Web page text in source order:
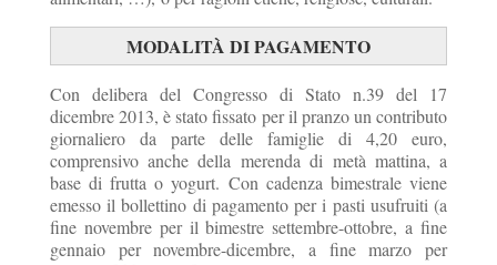
MODALITÀ DI PAGAMENTO
Con delibera del Congresso di Stato n.39 del 17
dicembre 2013, è stato fissato per il pranzo un contributo
giornaliero da parte delle famiglie di 4,20 euro,
comprensivo anche della merenda di metà mattina, a
base di frutta o yogurt. Con cadenza bimestrale viene
emesso il bollettino di pagamento per i pasti usufruiti (a
fine novembre per il bimestre settembre-ottobre, a fine
gennaio per novembre-dicembre, a fine marzo per